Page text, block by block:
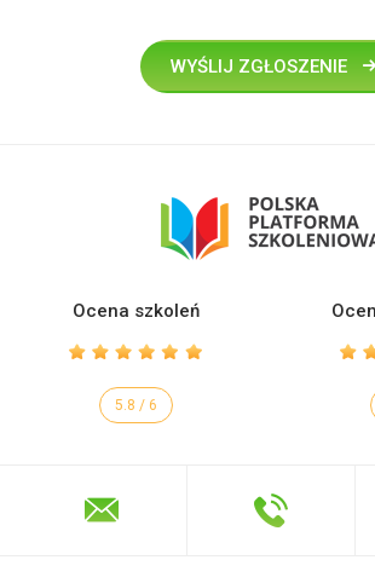
WYŚLIJ ZGŁOSZENIE
Ocena szkoleń
5.8 / 6